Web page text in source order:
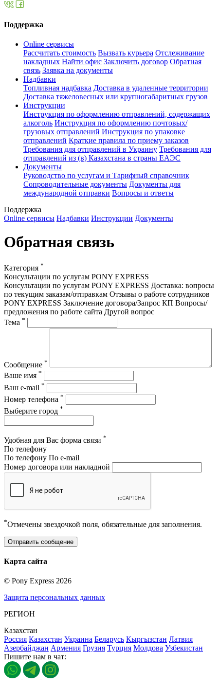
Поддержка
Online сервисы
Рассчитать стоимость Вызвать курьера Отслеживание
накладных Найти офис Заключить договор Обратная
связь Заявка на документы
Надбавки
Топливная надбавка Доставка в удаленные территории
Доставка тяжеловесных или крупногабаритных грузов
Инструкции
Инструкция по оформлению отправлений, содержащих
алкоголь Инструкция по оформлению почтовых/
грузовых отправлений Инструкция по упаковке
отправлений Краткие правила по приему заказов
Требования для отправлений в Украину Требования для
отправлений из (в) Казахстана в страны ЕАЭС
Документы
Руководство по услугам и Тарифный справочник
Сопроводительные документы Документы для
международной отправки Вопросы и ответы
Поддержка
Online сервисы Надбавки Инструкции Документы
Обратная связь
Категория *
Консультации по услугам PONY EXPRESS
Консультации по услугам PONY EXPRESS Доставка: вопросы
по текущим заказам/отправкам Отзывы о работе сотрудников
PONY EXPRESS Заключение договора/Запрос КП Вопросы/
предложения по работе сайта Другой вопрос
Тема *
Сообщение *
Ваше имя *
Ваш e-mail *
Номер телефона *
Выберите город *
Удобная для Вас форма связи *
По телефону
По телефону По e-mail
Номер договора или накладной
*Отмечены звездочкой поля, обязательные для заполнения.
Отправить сообщение
Карта сайта
© Pony Express 2026
Защита персональных данных
РЕГИОН
Казахстан
Россия Казахстан Украина Беларусь Кыргызстан Латвия
Азербайджан Армения Грузия Турция Молдова Узбекистан
Пишите нам в чат: